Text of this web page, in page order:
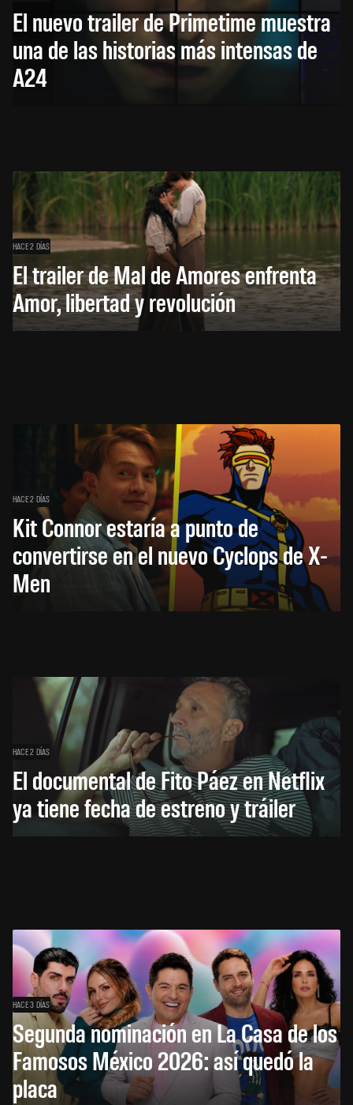
El nuevo trailer de Primetime muestra
una de las historias más intensas de
A24
HACE 2 DÍAS
El trailer de Mal de Amores enfrenta
Amor, libertad y revolución
HACE 2 DÍAS
Kit Connor estaría a punto de
convertirse en el nuevo Cyclops de X-
Men
HACE 2 DÍAS
El documental de Fito Páez en Netflix
ya tiene fecha de estreno y tráiler
HACE 3 DÍAS
Segunda nominación en La Casa de los
Famosos México 2026: así quedó la
placa